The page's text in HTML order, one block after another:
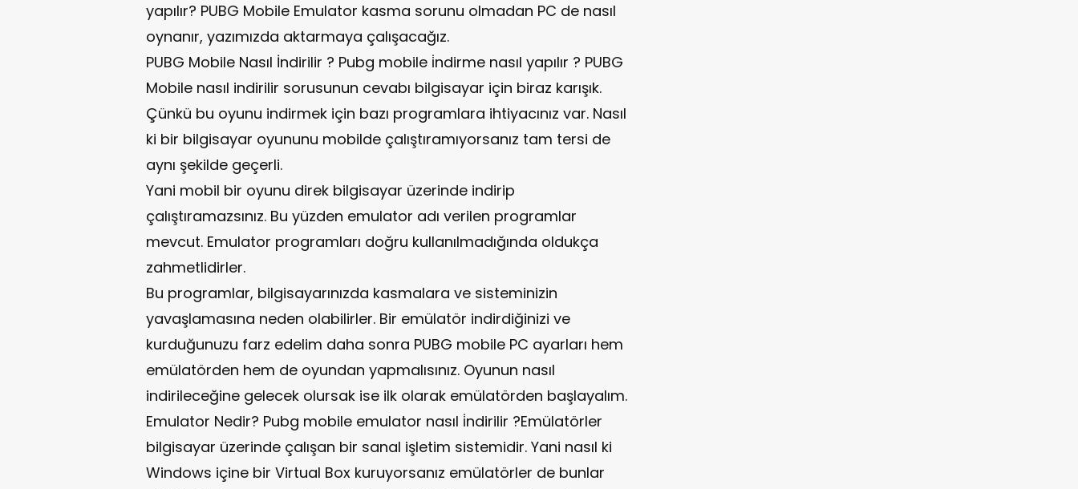
yapılır? PUBG Mobile Emulator kasma sorunu olmadan PC de nasıl
oynanır, yazımızda aktarmaya çalışacağız.
PUBG Mobile Nasıl İndirilir ? Pubg mobile i̇ndirme nasıl yapılır ? PUBG
Mobile nasıl indirilir sorusunun cevabı bilgisayar için biraz karışık.
Çünkü bu oyunu indirmek için bazı programlara ihtiyacınız var. Nasıl
ki bir bilgisayar oyununu mobilde çalıştıramıyorsanız tam tersi de
aynı şekilde geçerli.
Yani mobil bir oyunu direk bilgisayar üzerinde indirip
çalıştıramazsınız. Bu yüzden emulator adı verilen programlar
mevcut. Emulator programları doğru kullanılmadığında oldukça
zahmetlidirler.
Bu programlar, bilgisayarınızda kasmalara ve sisteminizin
yavaşlamasına neden olabilirler. Bir emülatör indirdiğinizi ve
kurduğunuzu farz edelim daha sonra PUBG mobile PC ayarları hem
emülatörden hem de oyundan yapmalısınız. Oyunun nasıl
indirileceğine gelecek olursak ise ilk olarak emülatörden başlayalım.
Emulator Nedir? Pubg mobile emulator nasıl i̇ndirilir ?Emülatörler
bilgisayar üzerinde çalışan bir sanal işletim sistemidir. Yani nasıl ki
Windows içine bir Virtual Box kuruyorsanız emülatörler de bunlar